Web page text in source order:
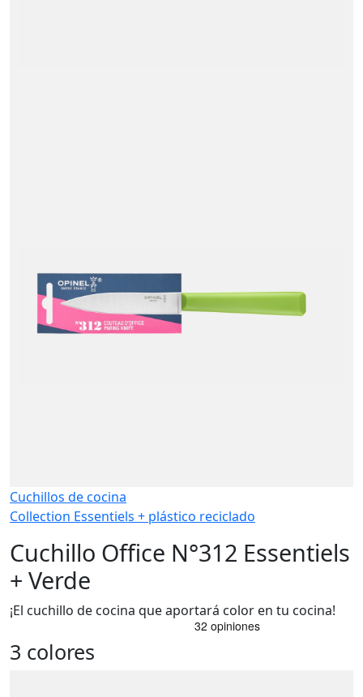
Cuchillos de cocina
Collection Essentiels + plástico reciclado
Cuchillo Office N°312 Essentiels
+ Verde
¡El cuchillo de cocina que aportará color en tu cocina!
3 colores